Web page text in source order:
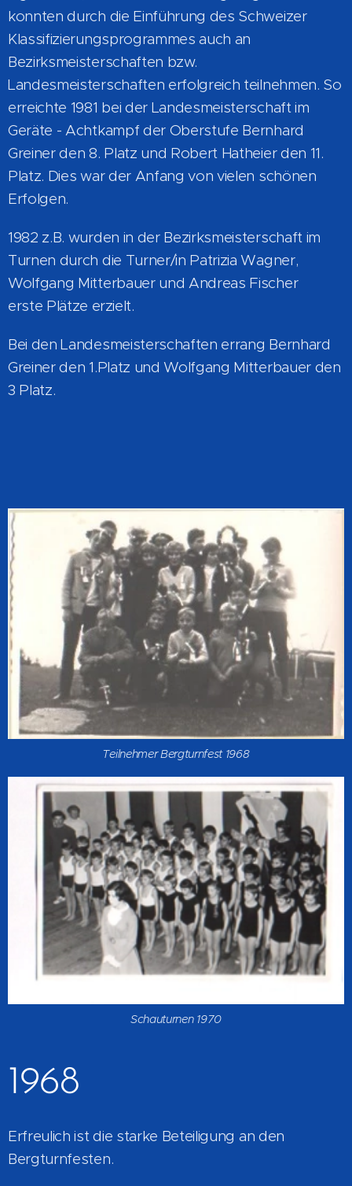
konnten durch die Einführung des Schweizer
Klassifizierungsprogrammes auch an
Bezirksmeisterschaften bzw.
Landesmeisterschaften erfolgreich teilnehmen. So
erreichte 1981 bei der Landesmeisterschaft im
Geräte - Achtkampf der Oberstufe Bernhard
Greiner den 8. Platz und Robert Hatheier den 11.
Platz. Dies war der Anfang von vielen schönen
Erfolgen.
1982 z.B. wurden in der Bezirksmeisterschaft im
Turnen durch die Turner/in Patrizia Wagner,
Wolfgang Mitterbauer und Andreas Fischer
erste Plätze erzielt.
Bei den Landesmeisterschaften errang Bernhard
Greiner den 1.Platz und Wolfgang Mitterbauer den
3 Platz.
Teilnehmer Bergturnfest 1968
Schauturnen 1970
1968
Erfreulich ist die starke Beteiligung an den
Bergturnfesten.